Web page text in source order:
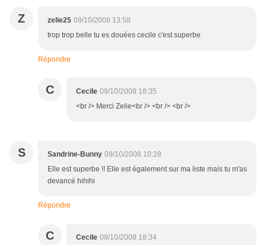
Z zelie25 09/10/2008 13:58
trop trop belle tu es douées cecile c'est superbe
Répondre
C Cecile 09/10/2008 18:35
<br /> Merci Zelie<br /> <br /> <br />
S Sandrine-Bunny 09/10/2008 10:28
Elle est superbe !! Elle est également sur ma liste mais tu m'as
devancé hihihi
Répondre
C Cecile 09/10/2008 18:34